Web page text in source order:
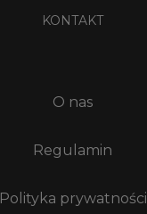
KONTAKT
O nas
Regulamin
Polityka prywatności